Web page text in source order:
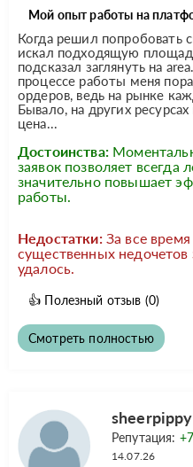
Мой опыт работы на
Когда решил попробовать
искал подходящую
подсказал заглянуть на
процессе работы меня
ордеров, ведь на рынке
Бывало, на других
цена...
Достоинства:
заявок позволяет
значительно повышает
работы.
Недостатки: За все
существенных
удалось.
👍 Полезный отзыв (0)
Смотреть полностью
sheerpippy
Репутация: +7
14.07.26